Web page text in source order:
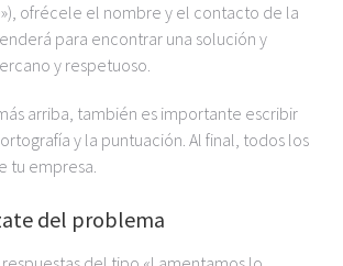
ofrécele el nombre y el contacto de la
para encontrar una solución y
y respetuoso.
arriba, también es importante escribir
y la puntuación. Al final, todos los
tu empresa.
del problema